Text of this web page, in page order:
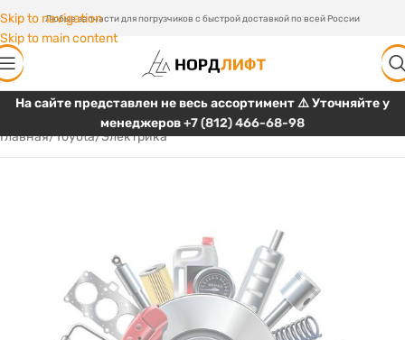
Skip to navigation
Skip to main content
Любые запчасти для погрузчиков с быстрой доставкой по всей России
На сайте представлен не весь ассортимент ⚠️ Уточняйте у
менеджеров+7 (812) 466-68-98
Главная/Toyota/Электрика